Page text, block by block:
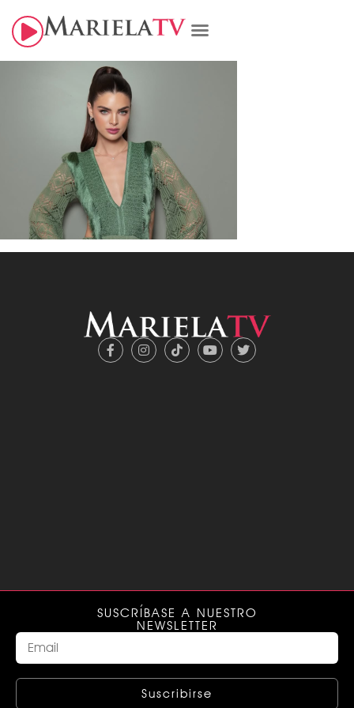
SUSCRÍBASE A NUESTRO
NEWSLETTER
Suscribirse